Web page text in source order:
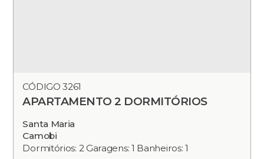
CÓDIGO 3261
APARTAMENTO 2 DORMITÓRIOS
Santa Maria
Camobi
Dormitórios: 2 Garagens: 1 Banheiros: 1